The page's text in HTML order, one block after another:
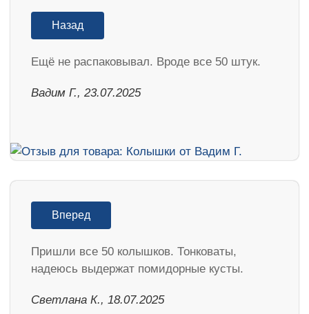
Назад
Ещё не распаковывал. Вроде все 50 штук.
Вадим Г., 23.07.2025
Вперед
Пришли все 50 колышков. Тонковаты,
надеюсь выдержат помидорные кусты.
Светлана К., 18.07.2025